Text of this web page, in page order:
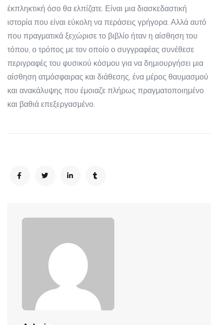
έκπληκτική όσο θα ελπίζατε. Είναι μια διασκεδαστική
ιστορία που είναι εύκολη να περάσεις γρήγορα. Αλλά αυτό
που πραγματικά ξεχώρισε το βιβλίο ήταν η αίσθηση του
τόπου, ο τρόπος με τον οποίο ο συγγραφέας συνέθεσε
περιγραφές του φυσικού κόσμου για να δημιουργήσει μια
αίσθηση ατμόσφαιρας και διάθεσης, ένα μέρος θαυμασμού
και ανακάλυψης που έμοιαζε πλήρως πραγματοποιημένο
και βαθιά επεξεργασμένο.